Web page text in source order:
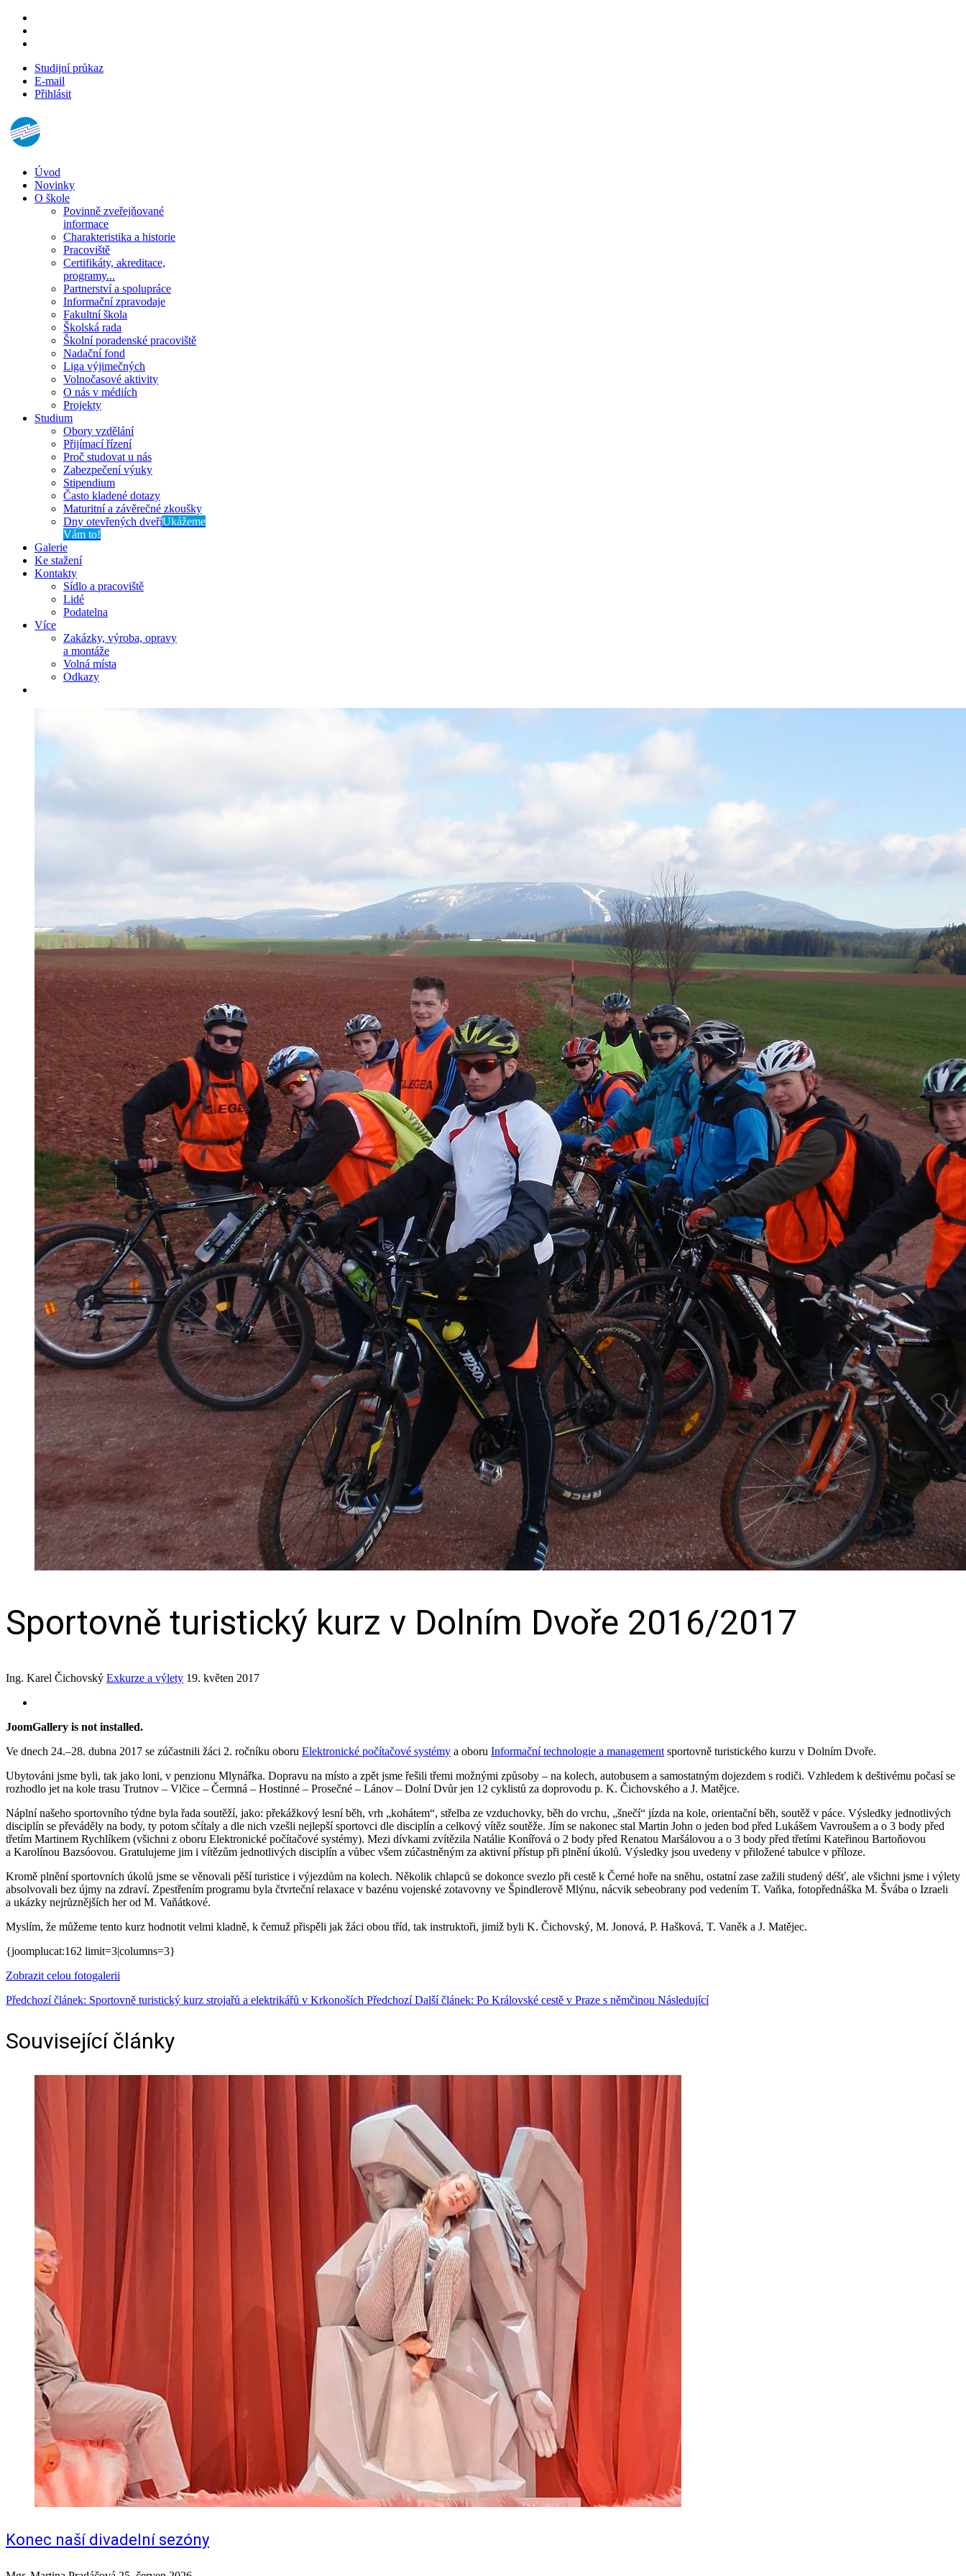
Studijní průkaz
E-mail
Přihlásit
Úvod
Novinky
O škole
Povinně zveřejňované
informace
Charakteristika a historie
Pracoviště
Certifikáty, akreditace,
programy...
Partnerství a spolupráce
Informační zpravodaje
Fakultní škola
Školská rada
Školní poradenské pracoviště
Nadační fond
Liga výjimečných
Volnočasové aktivity
O nás v médiích
Projekty
Studium
Obory vzdělání
Přijímací řízení
Proč studovat u nás
Zabezpečení výuky
Stipendium
Často kladené dotazy
Maturitní a závěrečné zkoušky
Dny otevřených dveříUkážeme
Vám to!
Galerie
Ke stažení
Kontakty
Sídlo a pracoviště
Lidé
Podatelna
Více
Zakázky, výroba, opravy
a montáže
Volná místa
Odkazy
Sportovně turistický kurz v Dolním Dvoře 2016/2017
Ing. Karel Čichovský Exkurze a výlety 19. květen 2017
JoomGallery is not installed.
Ve dnech 24.–28. dubna 2017 se zúčastnili žáci 2. ročníku oboru Elektronické počítačové systémy a oboru Informační technologie a management sportovně turistického kurzu v Dolním Dvoře.
Ubytováni jsme byli, tak jako loni, v penzionu Mlynářka. Dopravu na místo a zpět jsme řešili třemi možnými způsoby – na kolech, autobusem a samostatným dojezdem s rodiči. Vzhledem k deštivému počasí se
rozhodlo jet na kole trasu Trutnov – Vlčice – Čermná – Hostinné – Prosečné – Lánov – Dolní Dvůr jen 12 cyklistů za doprovodu p. K. Čichovského a J. Matějce.
Náplní našeho sportovního týdne byla řada soutěží, jako: překážkový lesní běh, vrh „kohátem“, střelba ze vzduchovky, běh do vrchu, „šnečí“ jízda na kole, orientační běh, soutěž v páce. Výsledky jednotlivých
disciplín se převáděly na body, ty potom sčítaly a dle nich vzešli nejlepší sportovci dle disciplín a celkový vítěz soutěže. Jím se nakonec stal Martin John o jeden bod před Lukášem Vavroušem a o 3 body před
třetím Martinem Rychlíkem (všichni z oboru Elektronické počítačové systémy). Mezi dívkami zvítězila Natálie Konířová o 2 body před Renatou Maršálovou a o 3 body před třetími Kateřinou Bartoňovou
a Karolínou Bazsóovou. Gratulujeme jim i vítězům jednotlivých disciplín a vůbec všem zúčastněným za aktivní přístup při plnění úkolů. Výsledky jsou uvedeny v přiložené tabulce v příloze.
Kromě plnění sportovních úkolů jsme se věnovali pěší turistice i výjezdům na kolech. Několik chlapců se dokonce svezlo při cestě k Černé hoře na sněhu, ostatní zase zažili studený déšť, ale všichni jsme i výlety
absolvovali bez újmy na zdraví. Zpestřením programu byla čtvrteční relaxace v bazénu vojenské zotavovny ve Špindlerově Mlýnu, nácvik sebeobrany pod vedením T. Vaňka, fotopřednáška M. Švába o Izraeli
a ukázky nejrůznějších her od M. Vaňátkové.
Myslím, že můžeme tento kurz hodnotit velmi kladně, k čemuž přispěli jak žáci obou tříd, tak instruktoři, jimiž byli K. Čichovský, M. Jonová, P. Hašková, T. Vaněk a J. Matějec.
{joomplucat:162 limit=3|columns=3}
Zobrazit celou fotogalerii
Předchozí článek: Sportovně turistický kurz strojařů a elektrikářů v Krkonoších Předchozí Další článek: Po Královské cestě v Praze s němčinou Následující
Související články
Konec naší divadelní sezóny